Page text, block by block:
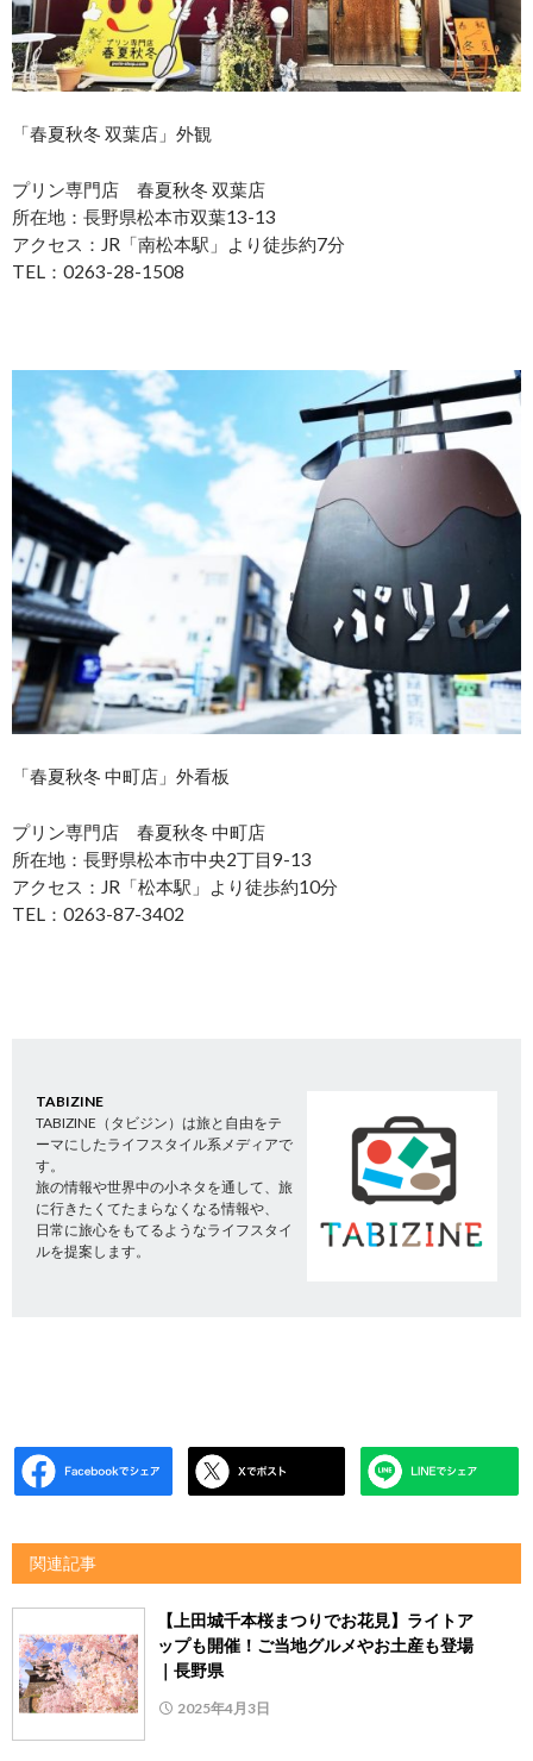
「春夏秋冬 双葉店」外観
プリン専門店 春夏秋冬 双葉店
所在地：長野県松本市双葉13-13
アクセス：JR「南松本駅」より徒歩約7分
TEL：0263-28-1508
「春夏秋冬 中町店」外看板
プリン専門店 春夏秋冬 中町店
所在地：長野県松本市中央2丁目9-13
アクセス：JR「松本駅」より徒歩約10分
TEL：0263-87-3402
TABIZINE
TABIZINE（タビジン）は旅と自由をテ
ーマにしたライフスタイル系メディアで
す。
旅の情報や世界中の小ネタを通して、旅
に行きたくてたまらなくなる情報や、
日常に旅心をもてるようなライフスタイ
ルを提案します。
関連記事
【上田城千本桜まつりでお花見】ライトア
ップも開催！ご当地グルメやお土産も登場
｜長野県
2025年4月3日